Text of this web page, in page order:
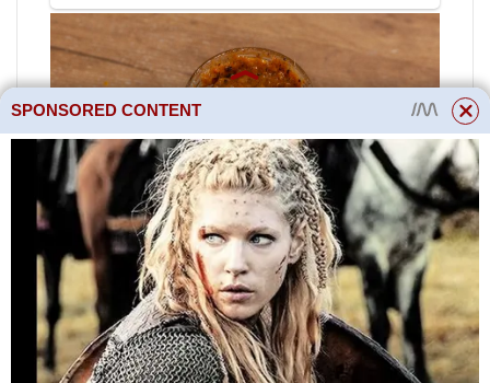
Práce je u konce a výroba
vitamínové směsi mi zabrala pár
kilogramů produktu a pár hodin
SPONSORED CONTENT